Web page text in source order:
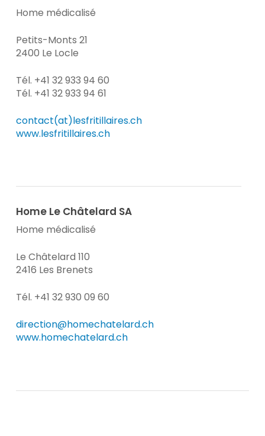
Home médicalisé
Petits-Monts 21
2400 Le Locle
Tél. +41 32 933 94 60
Tél. +41 32 933 94 61
contact(at)lesfritillaires.ch
www.lesfritillaires.ch
Home Le Châtelard SA
Home médicalisé
Le Châtelard 110
2416 Les Brenets
Tél. +41 32 930 09 60
direction@homechatelard.ch
www.homechatelard.ch